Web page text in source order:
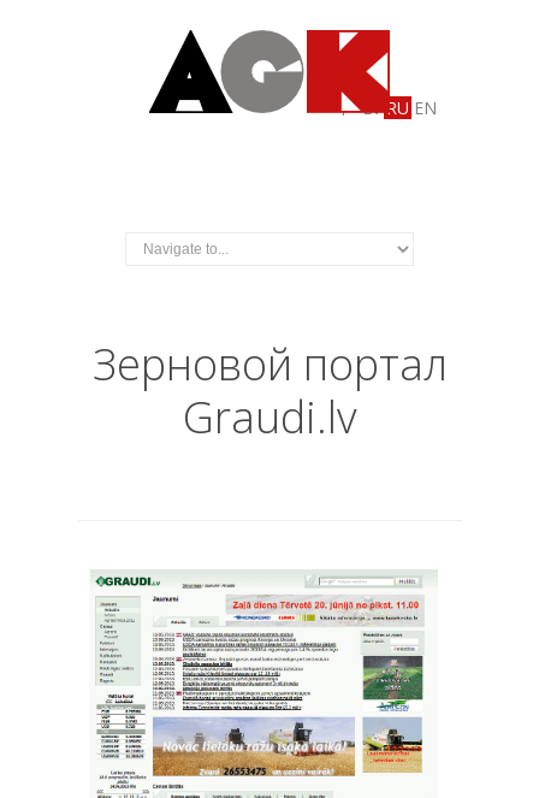
LV RU EN
Зерновой портал
Graudi.lv